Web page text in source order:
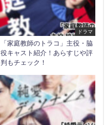
ドラマ
「家庭教師のトラコ」主役・脇
役キャスト紹介！あらすじや評
判もチェック！